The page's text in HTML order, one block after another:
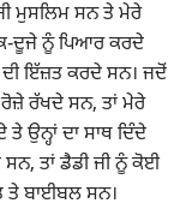
ਮੁਸਲਿਮ ਸਨ ਤੇ ਮੇਰੇ
ਦੂਜੇ ਨੂੰ ਪਿਆਰ ਕਰਦੇ
ਇੱਜ਼ਤ ਕਰਦੇ ਸਨ। ਜਦੋਂ
ਰੋਜ਼ੇ ਰੱਖਦੇ ਸਨ, ਤਾਂ ਮੇਰੇ
ਉਨ੍ਹਾਂ ਦਾ ਸਾਥ ਦਿੰਦੇ
ਸਨ, ਤਾਂ ਡੈਡੀ ਜੀ ਨੂੰ ਕੋਈ
ਤੇ ਬਾਈਬਲ ਸਨ।